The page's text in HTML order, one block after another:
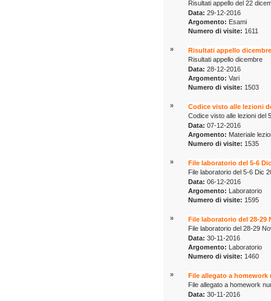
Risultati appello del 22
Data: 29-12-2016
Argomento: Esami
Numero di visite: 1611
»
Risultati appello
Risultati appello dicembre
Data: 28-12-2016
Argomento: Vari
Numero di visite: 1503
»
Codice visto alle lezioni
Codice visto alle lezioni del
Data: 07-12-2016
Argomento: Materiale
Numero di visite: 1535
»
File laboratorio del 5-6
File laboratorio del 5-6 Dic
Data: 06-12-2016
Argomento: Laboratorio
Numero di visite: 1595
»
File laboratorio del 28-29
File laboratorio del 28-29
Data: 30-11-2016
Argomento: Laboratorio
Numero di visite: 1460
»
File allegato a homework
File allegato a homework
Data: 30-11-2016